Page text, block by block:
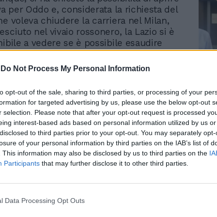
Do Not Process My Personal Information
opt-out of the sale, sharing to third parties, or processing of your
for targeted advertising by us, please use the below opt-out
selection. Please note that after your opt-out request is processed
interest-based ads based on personal information utilized by us
to third parties prior to your opt-out. You may separately
of your personal information by third parties on the IAB’s list of
This information may also be disclosed by us to third parties on the
Participants that may further disclose it to other third parties.
Data Processing Opt Outs
per Oddo e, considerata la richiesta del
voleva chiudere la carriera nel Milan,
nel vivaio rossonero, la Lazio si è
a vedere se è possibile esaudire
Ci siamo quindi. Manca solo la data
che potrebbe materializzarsi in una
imprecisata (dalle prossime ore
il giorno dopo Lazio-Milan). Lotito
a sottolineare, all'infinito, il concetto
sua filosofia. «Vogliamo accrescere il
agonistico. Laddove dovessero
condizioni si chiuderà il contratto». Il
sussurri provenienti da Milano, ha
la società biancoceleste prima della
Dubai. E le parole ufficiali di ieri ne sono
terzino, cercherà un'alternativa:
Rudy Giuliani a Come States?
Trump, Meloni e la strategia
americana